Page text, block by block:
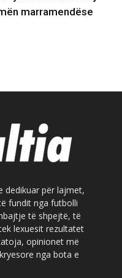
marramendëse
dedikuar për lajmet,
fundit nga futbolli
të shpejtë, të
lexuesit rezultatet
opinionet më
nga bota e